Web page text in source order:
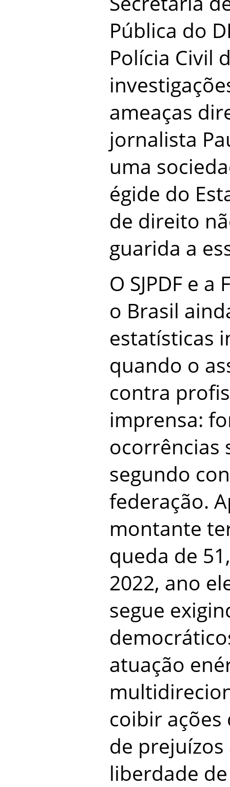
Pública do
Polícia Civil
ameaças
jornalista
uma
égide do
de direito
guarida a
O SJPDF e
o Brasil
estatísticas
quando o
contra
imprensa:
ocorrências
segundo
federação.
montante
queda de
2022, ano
segue
atuação
coibir
de
liberdade